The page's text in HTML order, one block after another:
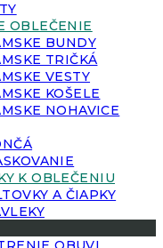
OBLEČENIE
BUNDY
TRIČKÁ
VESTY
KOŠELE
NOHAVICE
K OBLEČENIU
A ČIAPKY